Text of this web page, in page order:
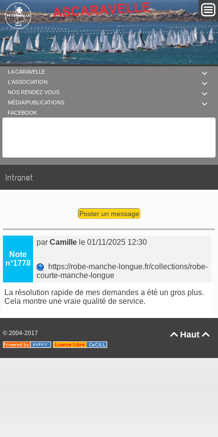

LA CARAVELLE

L'ASSOCIATION

NOS RENDEZ VOUS

MÉDIA/PUBLICATIONS
FACEBOOK
Intranet
Poster un message
Note
n°1778
parCamille le 01/11/2025 12:30
https://robe-manche-longue.fr/collections/robe-
courte-manche-longue
La résolution rapide de mes demandes a été un gros plus.
Cela montre une vraie qualité de service.
Haut 
© 2004-2017